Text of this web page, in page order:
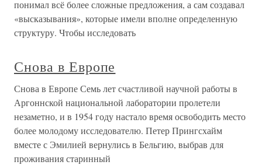
понимал всё более сложные предложения, а сам создавал
«высказывания», которые имели вполне определенную
структуру. Чтобы исследовать
Снова в Европе
Снова в Европе Семь лет счастливой научной работы в
Аргоннской национальной лаборатории пролетели
незаметно, и в 1954 году настало время освободить место
более молодому исследователю. Петер Прингсхайм
вместе с Эмилией вернулись в Бельгию, выбрав для
проживания старинный